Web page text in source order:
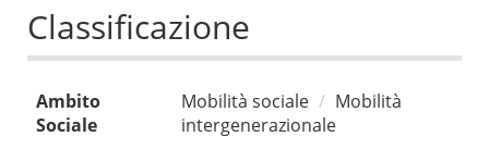
Classificazione
Ambito
Sociale
Mobilità sociale
Mobilità
intergenerazionale